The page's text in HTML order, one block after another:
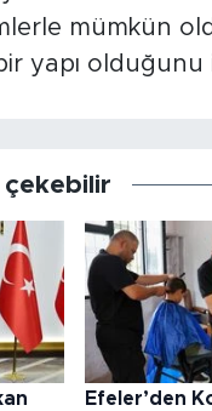
mümkün
yapı olduğunu
çekebilir
Efeler’den